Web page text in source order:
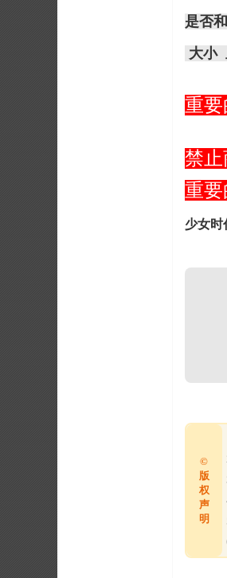
是否
大小
重要
禁
重要
少女时
©
版
权
声
明